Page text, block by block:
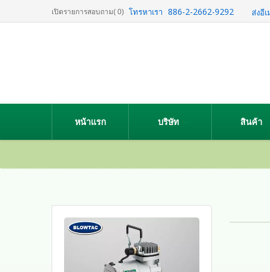
เปิดรายการสอบถาม( 0) โทรหาเรา 886-2-2662-9292 ส่งอีเ
หน้าแรก บริษัท สินค้า